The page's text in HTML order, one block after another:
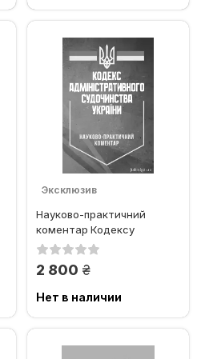
Эксклюзив
Науково-практичний
коментар Кодексу
адміністративного
2 800 грн.
Нет в наличии